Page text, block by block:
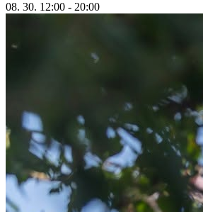
08. 30. 12:00 - 20:00